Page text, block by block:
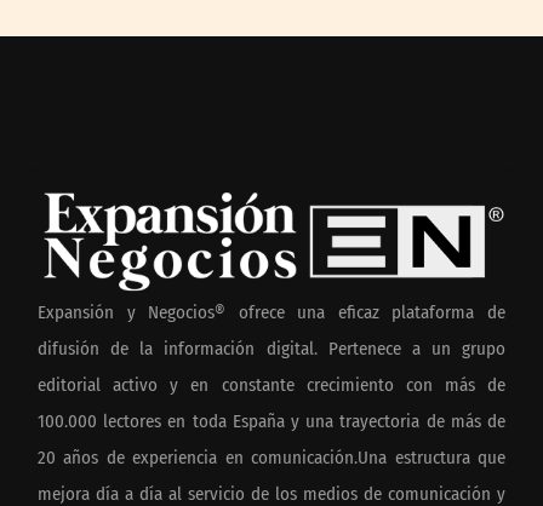
Expansión y Negocios® ofrece una eficaz plataforma de
difusión de la información digital. Pertenece a un grupo
editorial activo y en constante crecimiento con más de
100.000 lectores en toda España y una trayectoria de más de
20 años de experiencia en comunicación.Una estructura que
mejora día a día al servicio de los medios de comunicación y